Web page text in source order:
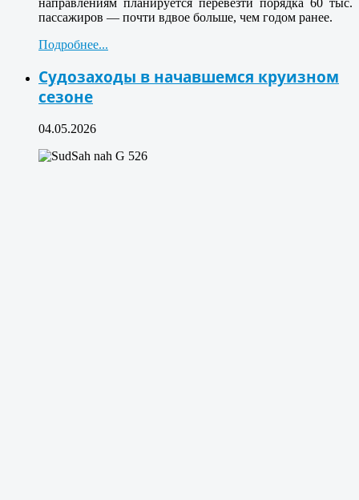
пассажиров — почти вдвое больше, чем годом ранее.
Подробнее...
Судозаходы в начавшемся круизном
сезоне
04.05.2026